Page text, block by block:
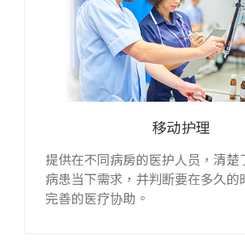
移动护理
提供在不同病房的医护人员，清楚
病患当下需求，并判断要在多久的
完善的医疗协助。